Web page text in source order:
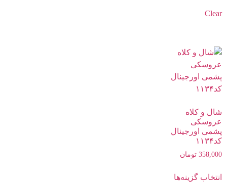
Clear
شال و کلاه
عروسکی
پشمی اورجینال
کد۱۱۳۴
358,000 تومان
انتخاب گزینه‌ها